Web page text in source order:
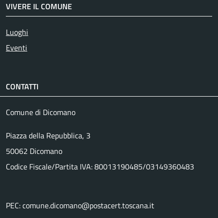
VIVERE IL COMUNE
Luoghi
Eventi
CONTATTI
Comune di Dicomano
Piazza della Repubblica, 3
50062 Dicomano
Codice Fiscale/Partita IVA: 80013190485/03149360483
PEC: comune.dicomano@postacert.toscana.it